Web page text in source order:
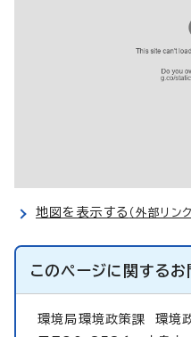
地図を表示する （外部リンク
このページに関するお
環境局環境政策課 環境